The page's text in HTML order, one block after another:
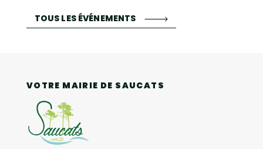
TOUS LES ÉVÉNEMENTS
VOTRE MAIRIE DE SAUCATS